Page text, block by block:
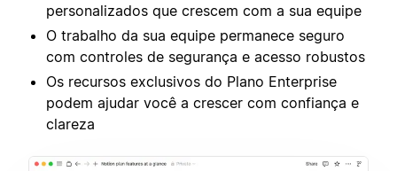
personalizados que crescem com a sua equipe
O trabalho da sua equipe permanece seguro
com controles de segurança e acesso robustos
Os recursos exclusivos do Plano Enterprise
podem ajudar você a crescer com confiança e
clareza